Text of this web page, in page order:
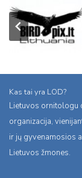
Kas tai yra LOD?
Lietuvos ornitologu
organizacija,
ir jų gyvenamosios
Lietuvos žmones.